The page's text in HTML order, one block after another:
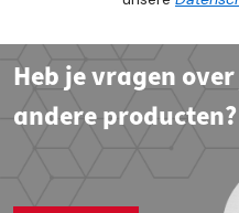
Heb je vragen
andere producten?